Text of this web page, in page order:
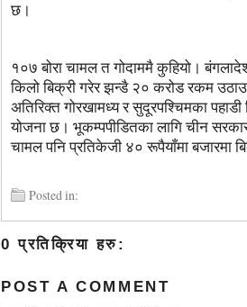
छ।
१०७ बोरा चामल त गोदाममै कुहियो।
किलो बिक्री गरेर झन्डै २० करोड रकम
अतिरिक्त गोरखामध्य र सुदूरपश्चिमका
योजना छ। भूकम्पपीडितका लागि चीन
चामल पनि प्रतिकेजी ४० रूपैयाँमा बजारमा
Posted in:
0 प्रतिक्रिया हरु:
POST A COMMENT